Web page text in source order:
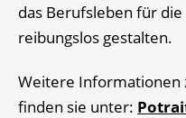
das Berufsleben für
reibungslos gestalten.
Weitere Informationen
finden sie unter: